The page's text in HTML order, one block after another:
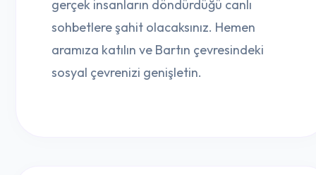
gerçek insanların döndürdüğü canlı
sohbetlere şahit olacaksınız. Hemen
aramıza katılın ve Bartın çevresindeki
sosyal çevrenizi genişletin.